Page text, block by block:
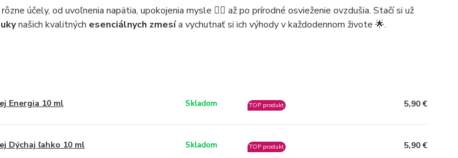
účely, od uvoľnenia napätia, upokojenia mysle 🧘‍♀️ až po prírodné osvieženie ovzdušia. Stačí si už
našich kvalitných esenciálnych zmesía vychutnať si ich výhody v každodennom živote 🌟.
Energia 10 ml Skladom TOP produkt 5,90 €
Dýchaj ľahko 10 ml Skladom TOP produkt 5,90 €